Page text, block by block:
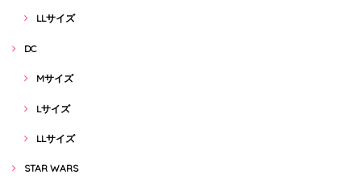
LLサイズ
DC
Mサイズ
Lサイズ
LLサイズ
STAR WARS